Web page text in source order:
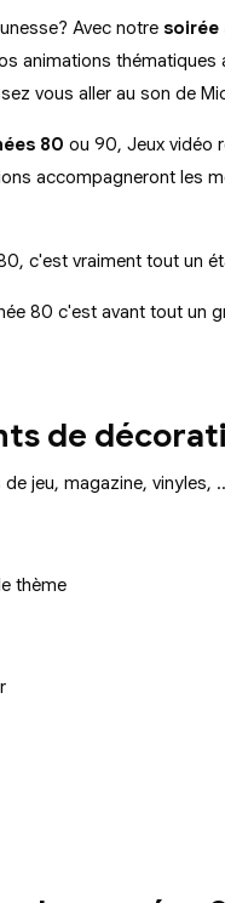
Avec notre soirée
animations
vous aller au son de
80 ou 90, Jeux vidéo
accompagneront les
c'est vraiment tout un
80 c'est avant tout un
de
jeu, magazine, vinyles,
thème